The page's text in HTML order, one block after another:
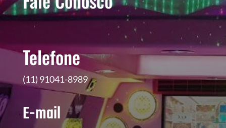
Telefone
(11) 91041-8989
E-mail